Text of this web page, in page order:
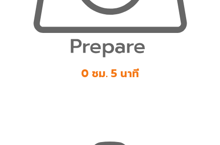
0 ชม. 5 นาที